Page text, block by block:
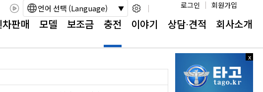
로그인 회원가입
언어 선택 (Language)
차판매 모델 보조금 충전 이야기 상담⋅견적 회사소개
x
x